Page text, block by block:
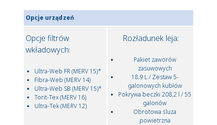
Opcje urządzeń
Opcje filtrów
wkładowych:
Ultra-Web FR (MERV 15)*
Fibra-Web (MERV 14)
Ultra-Web SB (MERV 15)*
Torit-Tex (MERV 16)
Ultra-Tek (MERV 12)
Rozładunek leja:
Pakiet zaworów
zasuwowych
18.9 L / Zestaw 5-
galonowych kubłów
Pokrywa beczki 208,2 l / 55
galonów
Obrotowa śluza
powietrzna